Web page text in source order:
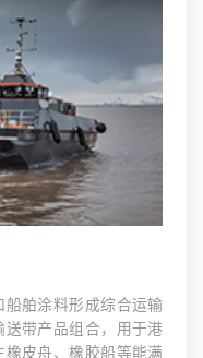
舶涂料形成综合运输
带产品组合，用于港
皮舟、橡胶船等能满